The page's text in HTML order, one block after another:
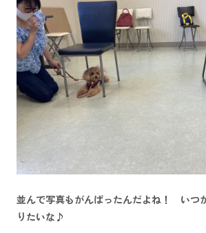
並んで写真もがんばったんだよね！ いつ
りたいな♪